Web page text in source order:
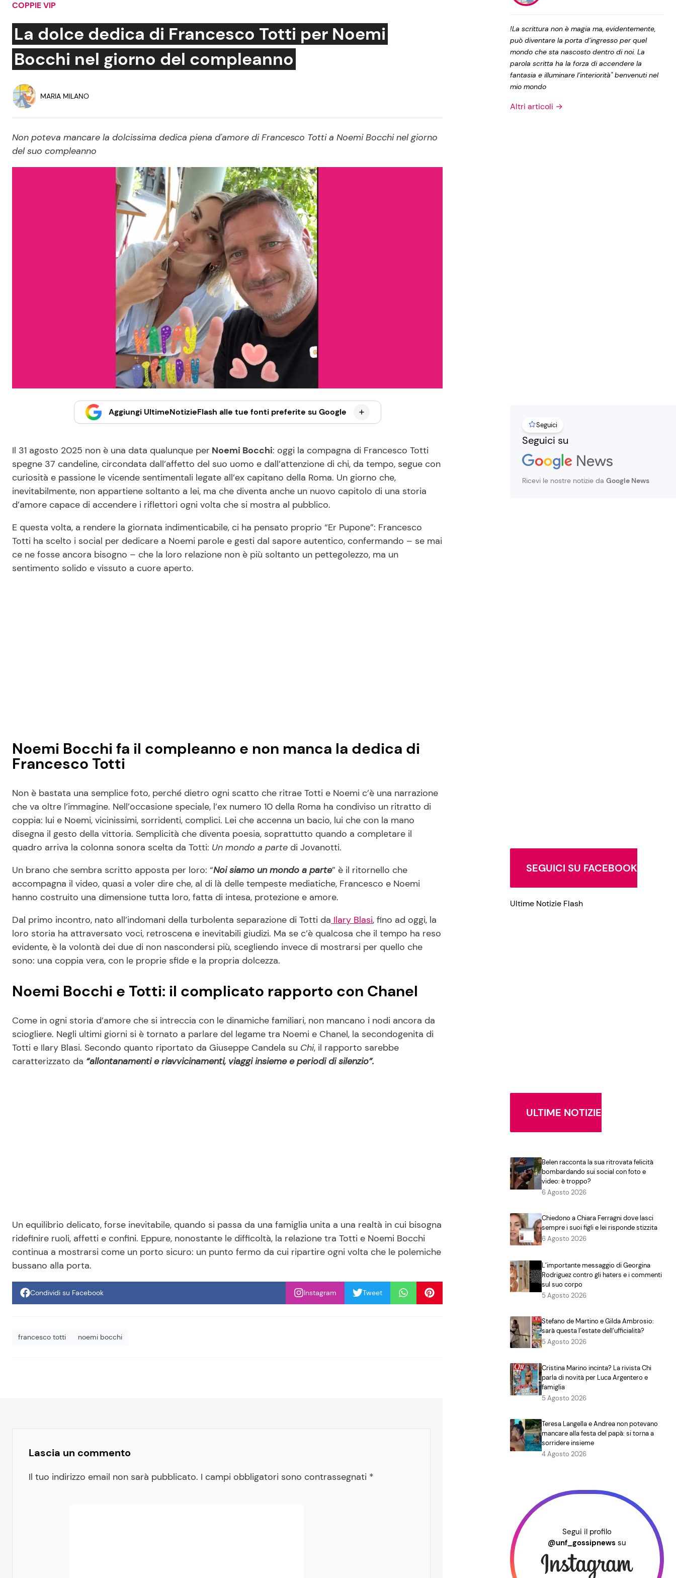
Social News
News dal mondo
Benessere
Salute
Viaggi e Turismo
Festività
Ricette Facili e Veloci
Ricette Feste
Ricette per Bambini
Privacy Policy
COPPIE VIP
La dolce dedica di Francesco Totti per Noemi
Bocchi nel giorno del compleanno
MARIA MILANO
Non poteva mancare la dolcissima dedica piena d'amore di Francesco Totti a Noemi Bocchi nel giorno
del suo compleanno
Aggiungi UltimeNotizieFlash alle tue fonti preferite su Google
Il 31 agosto 2025 non è una data qualunque per Noemi Bocchi: oggi la compagna di Francesco Totti
spegne 37 candeline, circondata dall’affetto del suo uomo e dall’attenzione di chi, da tempo, segue con
curiosità e passione le vicende sentimentali legate all’ex capitano della Roma. Un giorno che,
inevitabilmente, non appartiene soltanto a lei, ma che diventa anche un nuovo capitolo di una storia
d’amore capace di accendere i riflettori ogni volta che si mostra al pubblico.
E questa volta, a rendere la giornata indimenticabile, ci ha pensato proprio “Er Pupone”: Francesco
Totti ha scelto i social per dedicare a Noemi parole e gesti dal sapore autentico, confermando – se mai
ce ne fosse ancora bisogno – che la loro relazione non è più soltanto un pettegolezzo, ma un
sentimento solido e vissuto a cuore aperto.
Noemi Bocchi fa il compleanno e non manca la dedica di
Francesco Totti
Non è bastata una semplice foto, perché dietro ogni scatto che ritrae Totti e Noemi c’è una narrazione
che va oltre l’immagine. Nell’occasione speciale, l’ex numero 10 della Roma ha condiviso un ritratto di
coppia: lui e Noemi, vicinissimi, sorridenti, complici. Lei che accenna un bacio, lui che con la mano
disegna il gesto della vittoria. Semplicità che diventa poesia, soprattutto quando a completare il
quadro arriva la colonna sonora scelta da Totti: Un mondo a parte di Jovanotti.
Un brano che sembra scritto apposta per loro: “Noi siamo un mondo a parte” è il ritornello che
accompagna il video, quasi a voler dire che, al di là delle tempeste mediatiche, Francesco e Noemi
hanno costruito una dimensione tutta loro, fatta di intesa, protezione e amore.
Dal primo incontro, nato all’indomani della turbolenta separazione di Totti da Ilary Blasi, fino ad oggi, la
loro storia ha attraversato voci, retroscena e inevitabili giudizi. Ma se c’è qualcosa che il tempo ha reso
evidente, è la volontà dei due di non nascondersi più, scegliendo invece di mostrarsi per quello che
sono: una coppia vera, con le proprie sfide e la propria dolcezza.
Noemi Bocchi e Totti: il complicato rapporto con Chanel
Come in ogni storia d’amore che si intreccia con le dinamiche familiari, non mancano i nodi ancora da
sciogliere. Negli ultimi giorni si è tornato a parlare del legame tra Noemi e Chanel, la secondogenita di
Totti e Ilary Blasi. Secondo quanto riportato da Giuseppe Candela su Chi, il rapporto sarebbe
caratterizzato da “allontanamenti e riavvicinamenti, viaggi insieme e periodi di silenzio”.
Un equilibrio delicato, forse inevitabile, quando si passa da una famiglia unita a una realtà in cui bisogna
ridefinire ruoli, affetti e confini. Eppure, nonostante le difficoltà, la relazione tra Totti e Noemi Bocchi
continua a mostrarsi come un porto sicuro: un punto fermo da cui ripartire ogni volta che le polemiche
bussano alla porta.
Condividi su Facebook Instagram Tweet
francesco totti noemi bocchi
Lascia un commento
Il tuo indirizzo email non sarà pubblicato. I campi obbligatori sono contrassegnati *
!La scrittura non è magia ma, evidentemente,
può diventare la porta d’ingresso per quel
mondo che sta nascosto dentro di noi. La
parola scritta ha la forza di accendere la
fantasia e illuminare l’interiorità" benvenuti nel
mio mondo
Altri articoli →
Seguici
Seguici su
Ricevi le nostre notizie da Google News
SEGUICI SU FACEBOOK
Ultime Notizie Flash
ULTIME NOTIZIE
Belen racconta la sua ritrovata felicità
bombardando sui social con foto e
video: è troppo?
6 Agosto 2026
Chiedono a Chiara Ferragni dove lasci
sempre i suoi figli e lei risponde stizzita
6 Agosto 2026
L’importante messaggio di Georgina
Rodriguez contro gli haters e i commenti
sul suo corpo
5 Agosto 2026
Stefano de Martino e Gilda Ambrosio:
sarà questa l’estate dell’ufficialità?
5 Agosto 2026
Cristina Marino incinta? La rivista Chi
parla di novità per Luca Argentero e
famiglia
5 Agosto 2026
Teresa Langella e Andrea non potevano
mancare alla festa del papà: si torna a
sorridere insieme
4 Agosto 2026
Segui il profilo
@unf_gossipnews su